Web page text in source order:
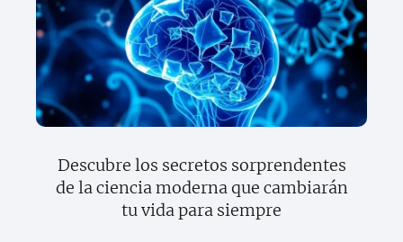
Descubre los secretos sorprendentes
de la ciencia moderna que cambiarán
tu vida para siempre